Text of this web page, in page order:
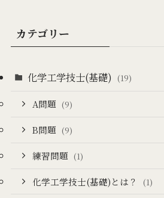
カテゴリー
化学工学技士(基礎) (19)
A問題 (9)
B問題 (9)
練習問題 (1)
化学工学技士(基礎)とは？ (1)